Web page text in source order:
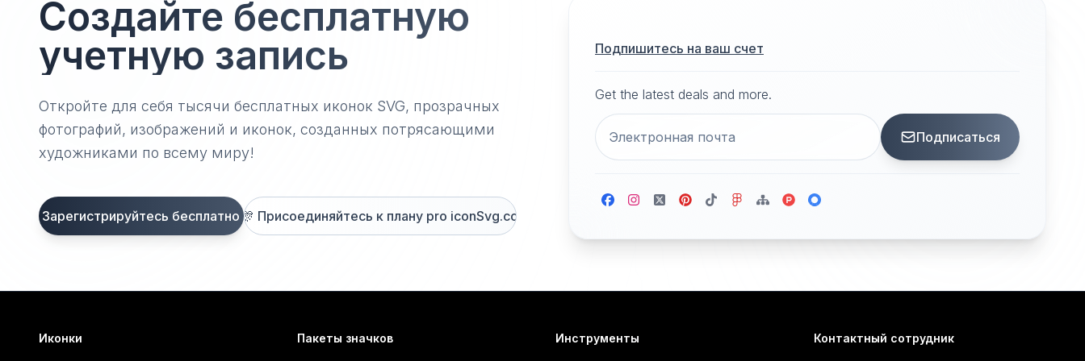
Создайте бесплатную
учетную запись
Откройте для себя тысячи бесплатных иконок SVG, прозрачных
фотографий, изображений и иконок, созданных потрясающими
художниками по всему миру!
Зарегистрируйтесь бесплатно 🎊 Присоединяйтесь к плану pro iconSvg.co
Подпишитесь на ваш счет
Get the latest deals and more.
Подписаться
Иконки Пакеты значков Инструменты Контактный сотрудник